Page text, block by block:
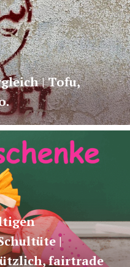
| Tofu,
|
fairtrade